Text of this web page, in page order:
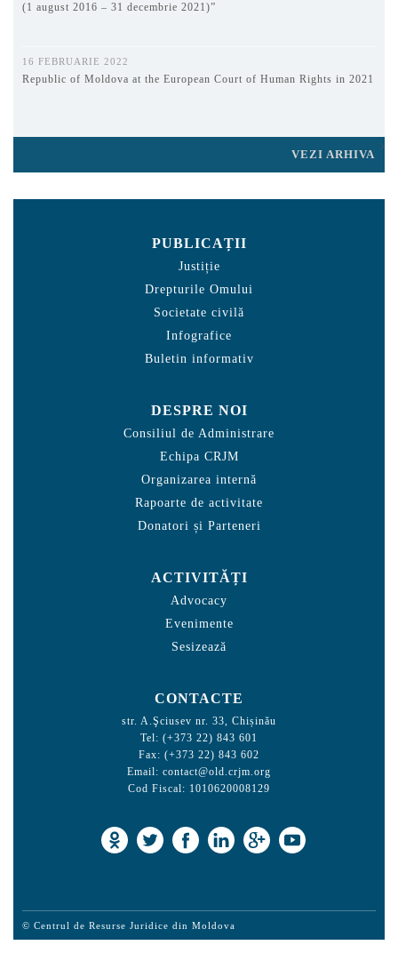
(1 august 2016 – 31 decembrie 2021)”
16 FEBRUARIE 2022
Republic of Moldova at the European Court of Human Rights in 2021
VEZI ARHIVA
PUBLICAȚII
Justiție
Drepturile Omului
Societate civilă
Infografice
Buletin informativ
DESPRE NOI
Consiliul de Administrare
Echipa CRJM
Organizarea internă
Rapoarte de activitate
Donatori și Parteneri
ACTIVITĂȚI
Advocacy
Evenimente
Sesizează
CONTACTE
str. A.Şciusev nr. 33, Chișinău
Tel: (+373 22) 843 601
Fax: (+373 22) 843 602
Email: contact@old.crjm.org
Cod Fiscal: 1010620008129
© Centrul de Resurse Juridice din Moldova